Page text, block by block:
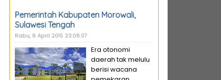
Pemerintah Kabupaten Morowali,
Sulawesi Tengah
Rabu, 8 April 2015 23:08:07
Era otonomi
daerah tak melulu
berisi wacana